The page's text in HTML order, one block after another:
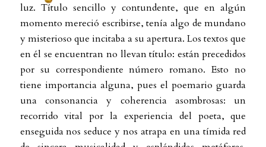
luz. Título sencillo y contundente, que en algún
momento mereció escribirse, tenía algo de mundano
y misterioso que incitaba a su apertura. Los textos que
en él se encuentran no llevan título: están precedidos
por su correspondiente número romano. Esto no
tiene importancia alguna, pues el poemario guarda
una consonancia y coherencia asombrosas: un
recorrido vital por la experiencia del poeta, que
enseguida nos seduce y nos atrapa en una tímida red